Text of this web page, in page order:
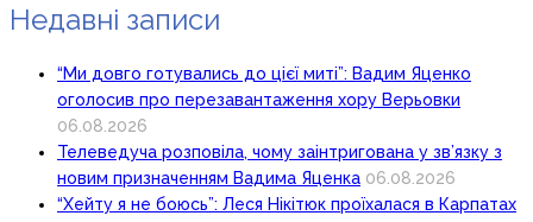
Недавні записи
“Ми довго готувались до цієї миті”: Вадим Яценко
оголосив про перезавантаження хору Верьовки
06.08.2026
Телеведуча розповіла, чому заінтригована у зв’язку з
новим призначенням Вадима Яценка 06.08.2026
“Хейту я не боюсь”: Леся Нікітюк проїхалася в Карпатах